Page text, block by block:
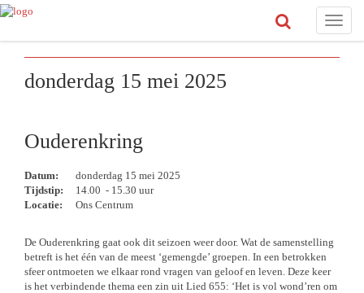
Toggle
donderdag 15 mei 2025
Ouderenkring
Datum:
donderdag 15 mei 2025
Tijdstip:
14.00 - 15.30 uur
Locatie:
Ons Centrum
De Ouderenkring gaat ook dit seizoen weer door. Wat de samenstelling
betreft is het één van de meest ‘gemengde’ groepen. In een betrokken
sfeer ontmoeten we elkaar rond vragen van geloof en leven. Deze keer
is het verbindende thema een zin uit Lied 655: ‘Het is vol wond’ren om